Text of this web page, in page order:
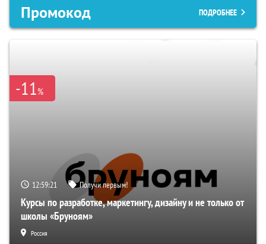
Промокод ПОДРОБНЕЕ
-11%
12:59:20 Получи первым!
Курсы по разработке, маркетингу, дизайну и не только от
школы «Бруноям»
Россия